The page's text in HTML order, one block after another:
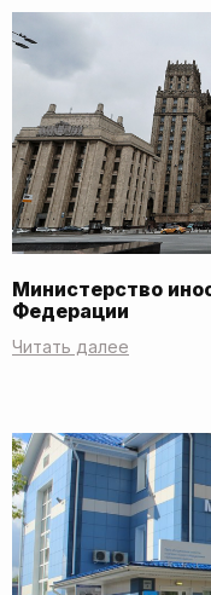
Министерство
Федерации
Читать далее